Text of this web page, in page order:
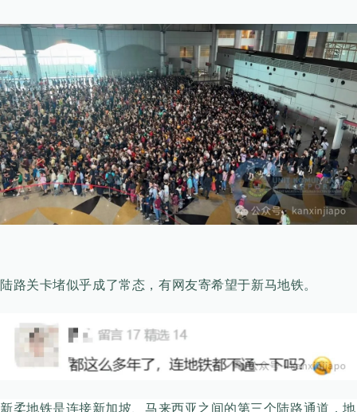
陆路关卡堵似乎成了常态，有网友寄希望于新马地铁。
新柔地铁是连接新加坡、马来西亚之间的第三个陆路通道，地